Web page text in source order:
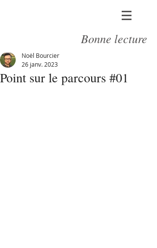
Bonne lecture
Point sur le parcours #01
Noël Bourcier
26 janv. 2023